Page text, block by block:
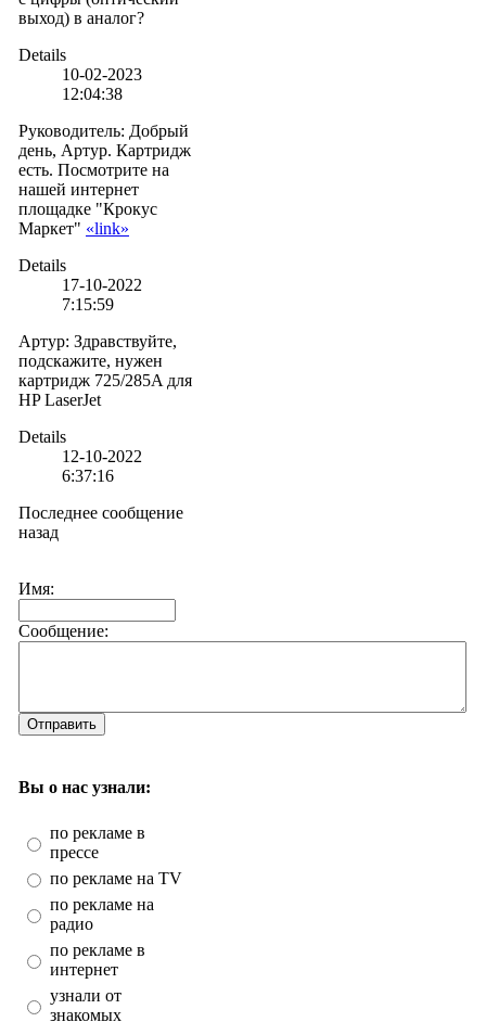
выход) в аналог?
Details
10-02-2023
12:04:38
Руководитель: Добрый
день, Артур. Картридж
есть. Посмотрите на
нашей интернет
площадке "Крокус
Маркет" «link»
Details
17-10-2022
7:15:59
Артур: Здравствуйте,
подскажите, нужен
картридж 725/285A для
HP LaserJet
Details
12-10-2022
6:37:16
Последнее сообщение
назад
Имя:
Сообщение:
Отправить
Вы о нас узнали:
по рекламе в
прессе
по рекламе на TV
по рекламе на
радио
по рекламе в
интернет
узнали от
знакомых